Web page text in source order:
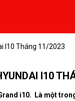
I10 Tháng 11/2023
I10
i10. Là một